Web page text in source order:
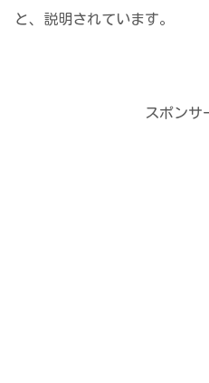
と、説明されています。
スポンサ